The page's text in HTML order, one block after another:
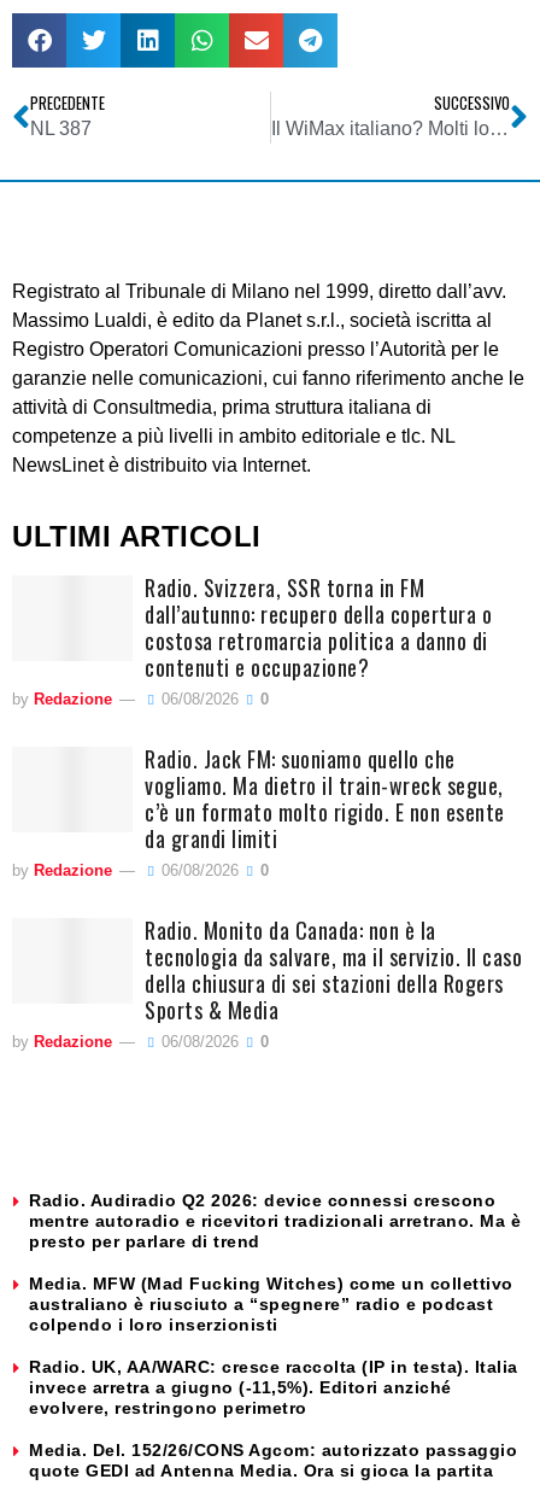
PRECEDENTE
NL 387
SUCCESSIVO
Il WiMax italiano? Molti lo vogliono libero
Registrato al Tribunale di Milano nel 1999, diretto dall’avv.
Massimo Lualdi, è edito da Planet s.r.l., società iscritta al
Registro Operatori Comunicazioni presso l’Autorità per le
garanzie nelle comunicazioni, cui fanno riferimento anche le
attività di Consultmedia, prima struttura italiana di
competenze a più livelli in ambito editoriale e tlc. NL
NewsLinet è distribuito via Internet.
ULTIMI ARTICOLI
Radio. Svizzera, SSR torna in FM
dall’autunno: recupero della copertura o
costosa retromarcia politica a danno di
contenuti e occupazione?
by Redazione 06/08/2026 0
Radio. Jack FM: suoniamo quello che
vogliamo. Ma dietro il train-wreck segue,
c’è un formato molto rigido. E non esente
da grandi limiti
by Redazione 06/08/2026 0
Radio. Monito da Canada: non è la
tecnologia da salvare, ma il servizio. Il caso
della chiusura di sei stazioni della Rogers
Sports & Media
by Redazione 06/08/2026 0
Radio. Audiradio Q2 2026: device connessi crescono
mentre autoradio e ricevitori tradizionali arretrano. Ma è
presto per parlare di trend
Media. MFW (Mad Fucking Witches) come un collettivo
australiano è riusciuto a “spegnere” radio e podcast
colpendo i loro inserzionisti
Radio. UK, AA/WARC: cresce raccolta (IP in testa). Italia
invece arretra a giugno (-11,5%). Editori anziché
evolvere, restringono perimetro
Media. Del. 152/26/CONS Agcom: autorizzato passaggio
quote GEDI ad Antenna Media. Ora si gioca la partita